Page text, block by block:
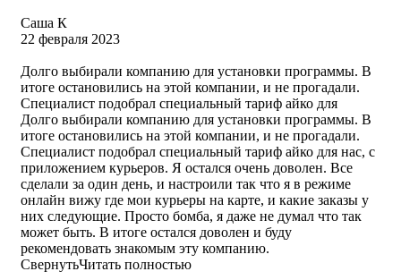
Саша К
22 февраля 2023
Долго выбирали компанию для установки программы. В
итоге остановились на этой компании, и не прогадали.
Специалист подобрал специальный тариф айко для
Долго выбирали компанию для установки программы. В
итоге остановились на этой компании, и не прогадали.
Специалист подобрал специальный тариф айко для нас, с
приложением курьеров. Я остался очень доволен. Все
сделали за один день, и настроили так что я в режиме
онлайн вижу где мои курьеры на карте, и какие заказы у
них следующие. Просто бомба, я даже не думал что так
может быть. В итоге остался доволен и буду
рекомендовать знакомым эту компанию.
СвернутьЧитать полностью